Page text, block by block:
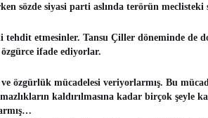
sözde siyasi parti aslında terörün meclisteki
tehdit etmesinler. Tansu Çiller döneminde de
ifade ediyorlar.
özgürlük mücadelesi veriyorlarmış. Bu
kaldırılmasına kadar birçok şeyle